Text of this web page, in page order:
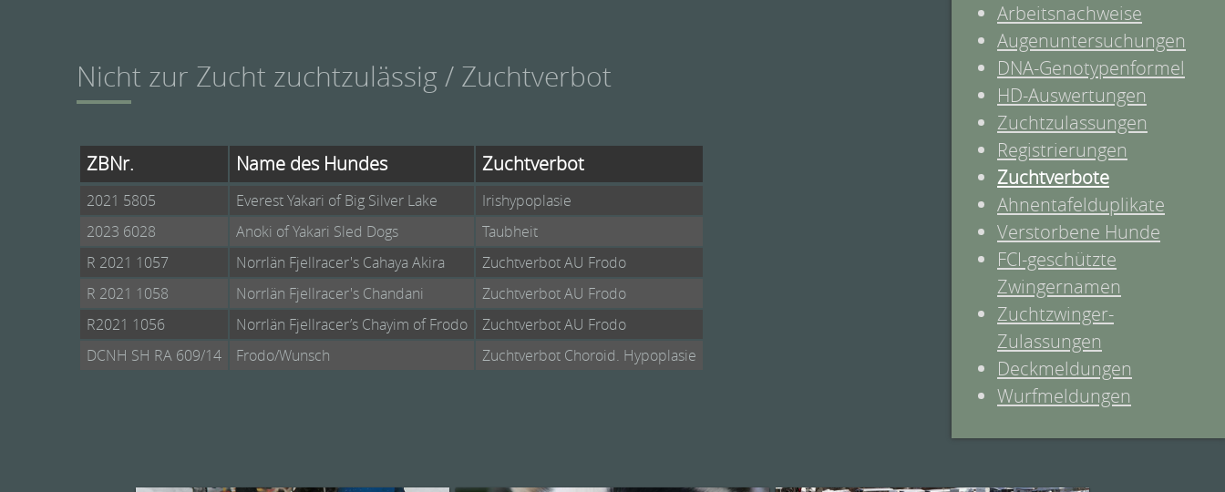
Arbeitsnachweise
Augenuntersuchungen
DNA-Genotypenformel
HD-Auswertungen
Zuchtzulassungen
Registrierungen
Zuchtverbote
Ahnentafelduplikate
Verstorbene Hunde
FCI-geschützte
Zwingernamen
Zuchtzwinger-
Zulassungen
Deckmeldungen
Wurfmeldungen
Nicht zur Zucht zuchtzulässig / Zuchtverbot
ZBNr. Name des Hundes Zuchtverbot
2021 5805 Everest Yakari of Big Silver Lake
Irishypoplasie
2023 6028
Anoki of Yakari Sled Dogs
Taubheit
R 2021 1057
Norrlän Fjellracer's Cahaya Akira
Zuchtverbot AU Frodo
R 2021 1058
Norrlän Fjellracer's Chandani
Zuchtverbot AU Frodo
R2021 1056
Norrlän Fjellracer’s Chayim of Frodo
Zuchtverbot AU Frodo
DCNH SH RA 609/14
Frodo/Wunsch Zuchtverbot Choroid. Hypoplasie